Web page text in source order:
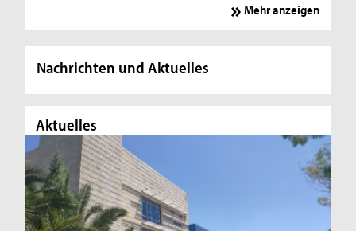
Mehr anzeigen
Nachrichten und Aktuelles
Aktuelles